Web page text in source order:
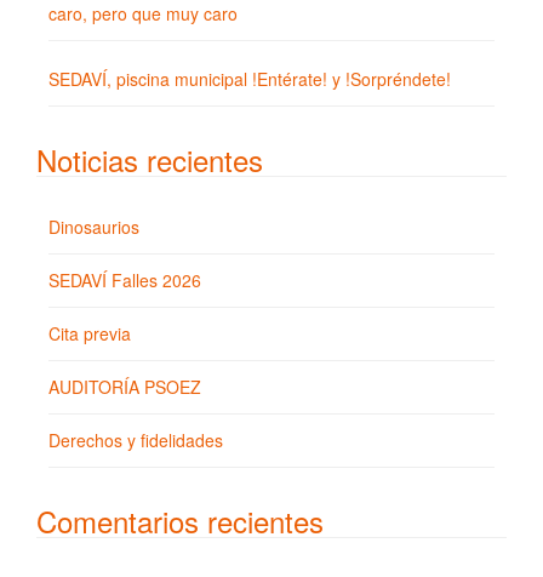
caro, pero que muy caro
SEDAVÍ, piscina municipal !Entérate! y !Sorpréndete!
Noticias recientes
Dinosaurios
SEDAVÍ Falles 2026
Cita previa
AUDITORÍA PSOEZ
Derechos y fidelidades
Comentarios recientes